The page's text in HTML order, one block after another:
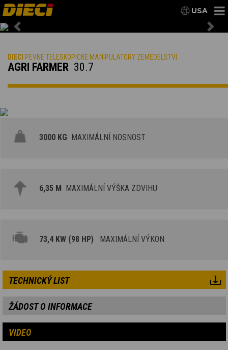
USA
Previous
DIECI PEVNE TELESKOPICKE MANIPULATORY ZEMEDELSTVI
AGRI FARMER 30.7
3000 KG MAXIMÁLNÍ NOSNOST
6,35 M MAXIMÁLNÍ VÝŠKA ZDVIHU
73,4 KW (98 HP) MAXIMÁLNÍ VÝKON
TECHNICKÝ LIST
ŽÁDOST O INFORMACE
VIDEO